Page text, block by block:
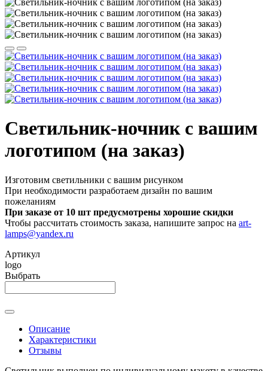
Светильник-ночник с вашим
логотипом (на заказ)
Изготовим светильники с вашим рисунком
При необходимости разработаем дизайн по вашим
пожеланиям
При заказе от 10 шт предусмотрены хорошие скидки
Чтобы рассчитать стоимость заказа, напишите запрос на art-
lamps@yandex.ru
Артикул
logo
Выбрать
Описание
Характеристики
Отзывы